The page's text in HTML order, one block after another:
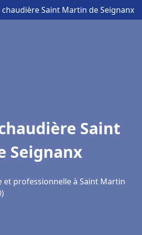
Saint Martin de Seignanx
Saint
Seignanx
professionnelle à Saint Martin